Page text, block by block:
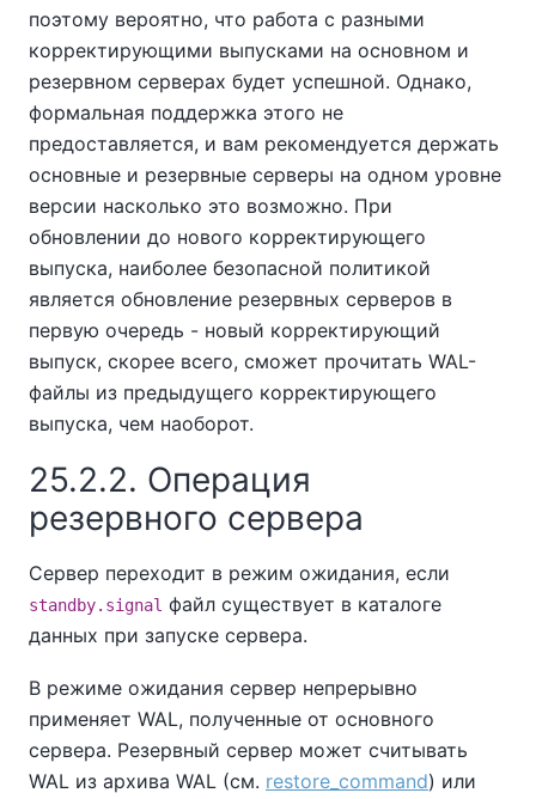
поэтому вероятно, что работа с разными
корректирующими выпусками на основном и
резервном серверах будет успешной. Однако,
формальная поддержка этого не
предоставляется, и вам рекомендуется держать
основные и резервные серверы на одном уровне
версии насколько это возможно. При
обновлении до нового корректирующего
выпуска, наиболее безопасной политикой
является обновление резервных серверов в
первую очередь - новый корректирующий
выпуск, скорее всего, сможет прочитать WAL-
файлы из предыдущего корректирующего
выпуска, чем наоборот.
25.2.2. Операция
резервного сервера
Сервер переходит в режим ожидания, если
standby.signal файл существует в каталоге
данных при запуске сервера.
В режиме ожидания сервер непрерывно
применяет WAL, полученные от основного
сервера. Резервный сервер может считывать
WAL из архива WAL (см. restore_command) или